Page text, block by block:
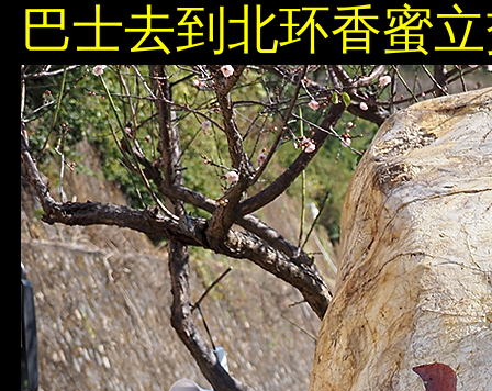
巴士去到北环香蜜